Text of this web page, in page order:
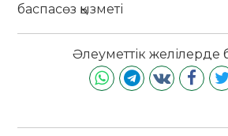
баспасөз қызметі
Әлеуметтік желілерде